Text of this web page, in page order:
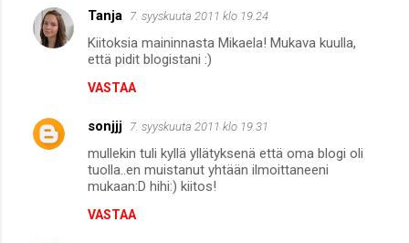
Tanja 7. syyskuuta 2011 klo 19.24
Kiitoksia maininnasta Mikaela! Mukava kuulla,
että pidit blogistani :)
VASTAA
sonjjj 7. syyskuuta 2011 klo 19.31
mullekin tuli kyllä yllätyksenä että oma blogi oli
tuolla..en muistanut yhtään ilmoittaneeni
mukaan:D hihi:) kiitos!
VASTAA